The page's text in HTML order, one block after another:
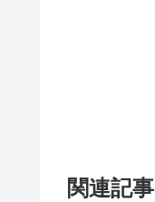
関連記事